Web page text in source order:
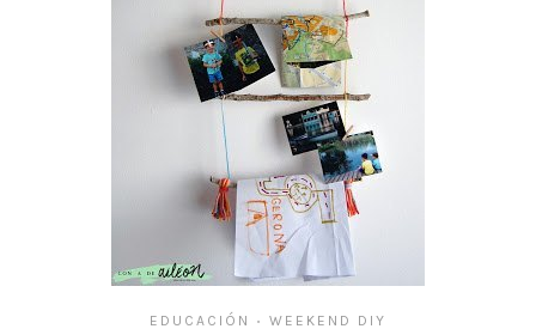
EDUCACIÓN • WEEKEND DIY